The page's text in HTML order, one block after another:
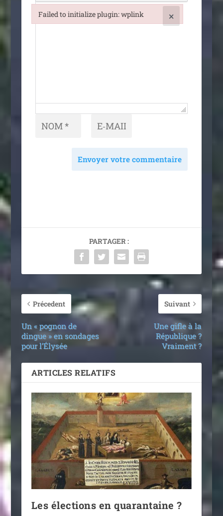
Envoyer votre commentaire
PARTAGER :
Précedent
Un « pognon de
dingue » en sondages
pour l’Élysée
Suivant
Une gifle à la
République ?
Vraiment ?
ARTICLES RELATIFS
Les élections en quarantaine ?
Failed to initialize plugin: wplink ×
Failed to initialize plugin: wplink